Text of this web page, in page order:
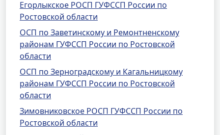
Егорлыкское РОСП ГУФССП России по
Ростовской области
ОСП по Заветинскому и Ремонтненскому
районам ГУФССП России по Ростовской
области
ОСП по Зерноградскому и Кагальницкому
районам ГУФССП России по Ростовской
области
Зимовниковское РОСП ГУФССП России по
Ростовской области